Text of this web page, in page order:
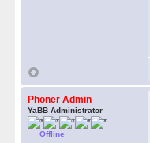
Phoner Admin
YaBB Administrator
Offline